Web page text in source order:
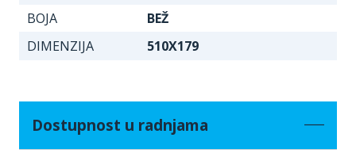
BOJA
BEŽ
DIMENZIJA
510X179
Dostupnost u radnjama